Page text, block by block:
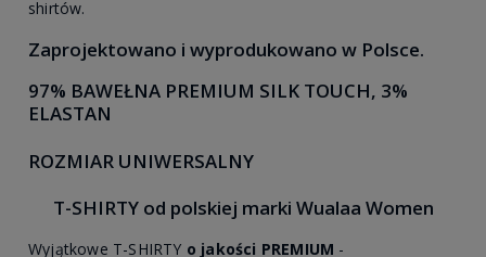
shirtów.
Zaprojektowano i wyprodukowano w Polsce.
97% BAWEŁNA PREMIUM SILK TOUCH, 3%
ELASTAN
ROZMIAR UNIWERSALNY
T-SHIRTY od polskiej marki Wualaa Women
Wyjątkowe T-SHIRTY o jakości PREMIUM -